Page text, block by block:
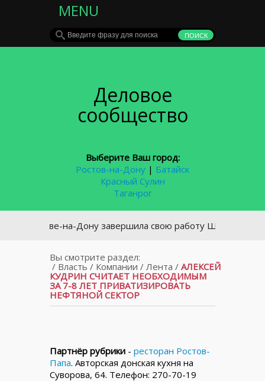
MENU
Деловое
сообщество
Выберите Ваш город:
Ростов-на-Дону | Батайск
Красный Сулин
Таганрог
на-Дону завершила свою работу Школа российской
Вы смотрите раздел:
/ Власть / Компании / Лента / АЛЕКСЕЙ
КУДРИН СЧИТАЕТ НЕОБХОДИМЫМ
ЗА 7-8 ЛЕТ ПРИВАТИЗИРОВАТЬ
НЕФТЯНОЙ СЕКТОР
Партнёр рубрики - ресторан Ростов-
Папа. Авторская донская кухня на
Суворова, 64. Телефон: 270-70-19